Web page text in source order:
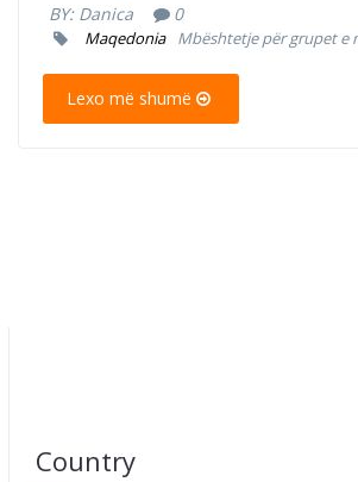
BY: Danica 0
Maqedonia Mbështetje për grupet e
Lexo më shumë
Country